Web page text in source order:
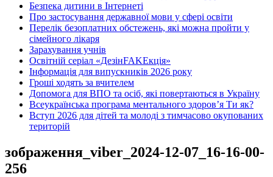
Безпека дитини в Інтернеті
Про застосування державної мови у сфері освіти
Перелік безоплатних обстежень, які можна пройти у
сімейного лікаря
Зарахування учнів
Освітній серіал «ДезінFAKEкція»
Інформація для випускників 2026 року
Гроші ходять за вчителем
Допомога для ВПО та осіб, які повертаються в Україну
Всеукраїнська програма ментального здоров’я Ти як?
Вступ 2026 для дітей та молоді з тимчасово окупованих
територій
зображення_viber_2024-12-07_16-16-00-
256